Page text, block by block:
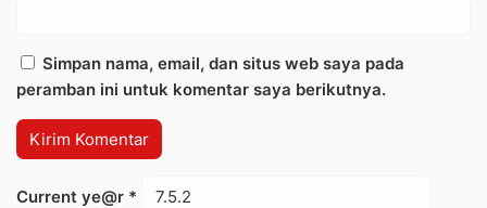
Simpan nama, email, dan situs web saya pada
peramban ini untuk komentar saya berikutnya.
Current ye@r *